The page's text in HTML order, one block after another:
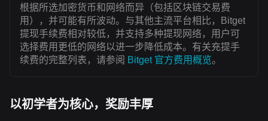
根据所选加密货币和网络而异（包括区块链交易费
用），并可能有所波动。与其他主流平台相比，Bitget
提现手续费相对较低，并支持多种提现网络，用户可
选择费用更低的网络以进一步降低成本。有关充提手
续费的完整列表，请参阅 Bitget 官方费用概览。
以初学者为核心，奖励丰厚